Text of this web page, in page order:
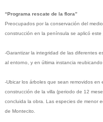
“Programa rescate de la flora”
Preocupados por la conservación del
construcción en la península se aplicó este
-Garantizar la integridad de las diferentes
al entorno, y en última instancia
-Ubicar los árboles que sean removidos
construcción de la villa (periodo de 12
concluida la obra. Las especies de menor
de Montecito.